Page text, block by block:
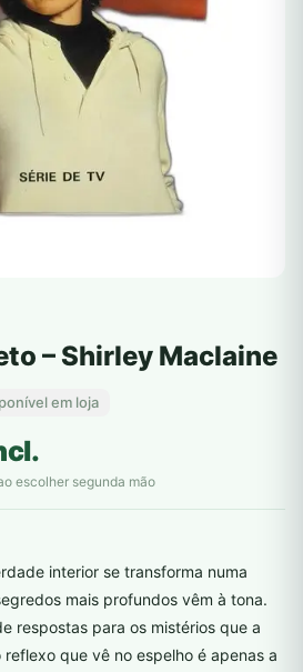
– Shirley Maclaine
em loja
escolher segunda mão
interior se transforma numa
mais profundos vêm à tona.
respostas para os mistérios que a
que vê no espelho é apenas a